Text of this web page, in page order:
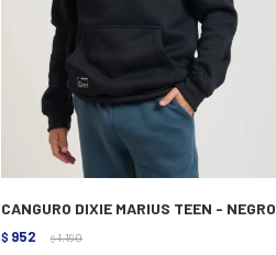
CANGURO DIXIE MARIUS TEEN - NEGRO
$ 952 $ 1.190